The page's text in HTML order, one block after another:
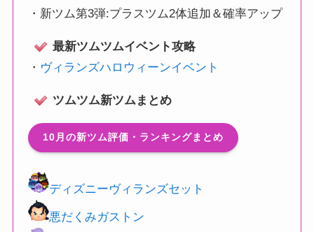
・ 新ツム第3弾:プラスツム2体追加＆確率アップ
最新ツムツムイベント攻略
・ ヴィランズハロウィーンイベント
ツムツム新ツムまとめ
10月の新ツム評価・ランキングまとめ
ディズニーヴィランズセット
悪だくみガストン